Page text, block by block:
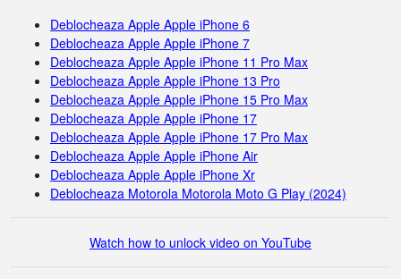
Deblocheaza Apple Apple iPhone 6
Deblocheaza Apple Apple iPhone 7
Deblocheaza Apple Apple iPhone 11 Pro Max
Deblocheaza Apple Apple iPhone 13 Pro
Deblocheaza Apple Apple iPhone 15 Pro Max
Deblocheaza Apple Apple iPhone 17
Deblocheaza Apple Apple iPhone 17 Pro Max
Deblocheaza Apple Apple iPhone Air
Deblocheaza Apple Apple iPhone Xr
Deblocheaza Motorola Motorola Moto G Play (2024)
Watch how to unlock video on YouTube